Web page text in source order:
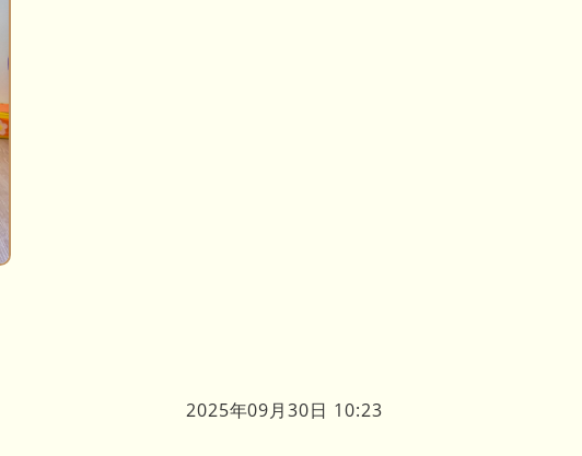
2025年09月30日 10:23